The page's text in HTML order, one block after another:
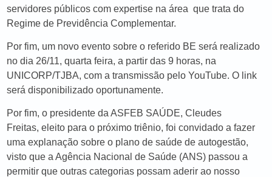
servidores públicos com expertise na área que trata do
Regime de Previdência Complementar.
Por fim, um novo evento sobre o referido BE será realizado
no dia 26/11, quarta feira, a partir das 9 horas, na
UNICORP/TJBA, com a transmissão pelo YouTube. O link
será disponibilizado oportunamente.
Por fim, o presidente da ASFEB SAÚDE, Cleudes
Freitas, eleito para o próximo triênio, foi convidado a fazer
uma explanação sobre o plano de saúde de autogestão,
visto que a Agência Nacional de Saúde (ANS) passou a
permitir que outras categorias possam aderir ao nosso